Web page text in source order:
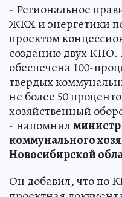
- Региональное
ЖКХ и энергетики
проектом
созданию двух КПО.
обеспечена 100-
твердых
не более 50
хозяйственный
- напомнил
коммунального
Новосибирской
Он добавил, что по